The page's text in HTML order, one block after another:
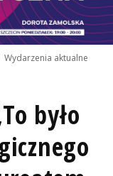
Wydarzenia aktualne
było